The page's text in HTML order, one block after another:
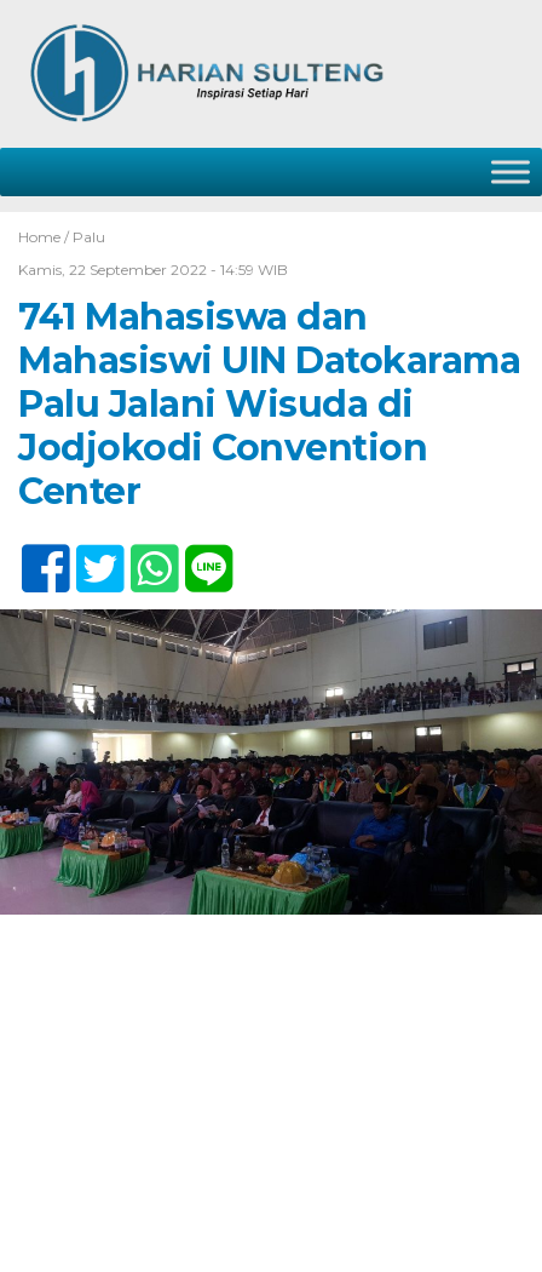
Home / Palu
Kamis, 22 September 2022 - 14:59 WIB
741 Mahasiswa dan
Mahasiswi UIN Datokarama
Palu Jalani Wisuda di
Jodjokodi Convention
Center